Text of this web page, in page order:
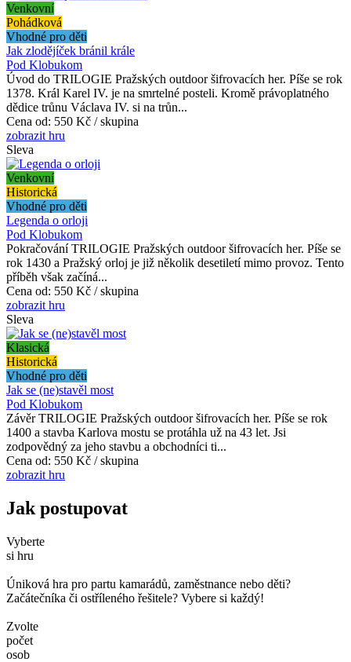
Venkovní
Pohádková
Vhodné pro děti
Jak zlodějíček bránil krále
Pod Klobukom
Úvod do TRILOGIE Pražských outdoor šifrovacích her. Píše se rok
1378. Král Karel IV. je na smrtelné posteli. Kromě právoplatného
dědice trůnu Václava IV. si na trůn...
Cena od: 550 Kč / skupina
zobrazit hru
Sleva
Venkovní
Historická
Vhodné pro děti
Legenda o orloji
Pod Klobukom
Pokračování TRILOGIE Pražských outdoor šifrovacích her. Píše se
rok 1430 a Pražský orloj je již několik desetiletí mimo provoz. Tento
příběh však začíná...
Cena od: 550 Kč / skupina
zobrazit hru
Sleva
Klasická
Historická
Vhodné pro děti
Jak se (ne)stavěl most
Pod Klobukom
Závěr TRILOGIE Pražských outdoor šifrovacích her. Píše se rok
1400 a stavba Karlova mostu se protáhla už na 43 let. Jsi
zodpovědný za jeho stavbu a obchodníci ti...
Cena od: 550 Kč / skupina
zobrazit hru
Jak postupovat
Vyberte
si hru
Úniková hra pro partu kamarádů, zaměstnance nebo děti?
Začátečníka či ostříleného řešitele? Vybere si každý!
Zvolte
počet
osob